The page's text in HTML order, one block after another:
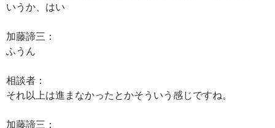
いうか、はい
加藤諦三：
ふうん
相談者：
それ以上は進まなかったとかそういう感じですね。
加藤諦三：